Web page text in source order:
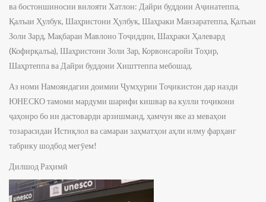
ва бостоншиносии вилояти Хатлон: Дайри буддоии Аҷинатеппа,
Қалъаи Ҳулбук, Шаҳристони Ҳулбук, Шаҳраки Манзаратеппа, Қалъаи
Золи Зард, Мақбараи Мавлоно Тоҷиддин, Шаҳраки Ҳалевард
(Кофирқалъа), Шаҳристони Золи Зар, Корвонсаройи Тоҳир,
Шаҳртеппа ва Дайри буддоии Хишттеппа мебошад.
Аз номи Намояндагии доимии Ҷумҳурии Тоҷикистон дар назди
ЮНЕСКО тамоми мардуми шарифи кишвар ва кулли тоҷикони
ҷаҳонро бо ин дастоварди арзишманд, ҳамчун яке аз меваҳои
тозарасидаи Истиқлол ва самараи заҳматҳои аҳли илму фарҳанг
табрику шодбод мегӯем!
Дилшод Раҳимӣ